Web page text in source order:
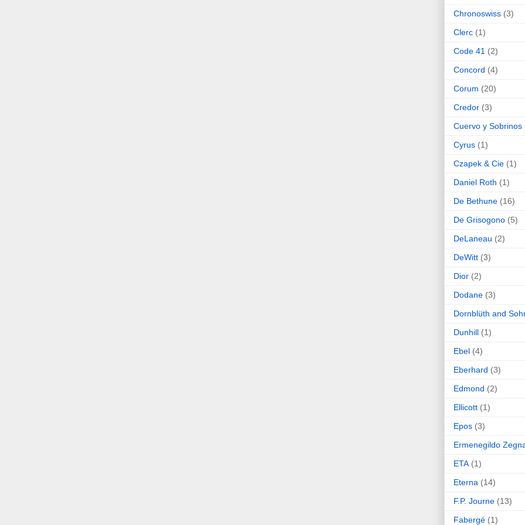
Chronoswiss (3)
Clerc (1)
Code 41 (2)
Concord (4)
Corum (20)
Credor (3)
Cuervo y Sobrinos
Cyrus (1)
Czapek & Cie (1)
Daniel Roth (1)
De Bethune (16)
De Grisogono (5)
DeLaneau (2)
DeWitt (3)
Dior (2)
Dodane (3)
Dornblüth and
Dunhill (1)
Ebel (4)
Eberhard (3)
Edmond (2)
Ellicott (1)
Epos (3)
Ermenegildo
ETA (1)
Eterna (14)
F.P. Journe (13)
Fabergé (1)